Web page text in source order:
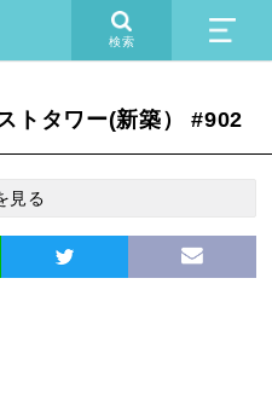
検索
トタワー(新築） #902
見る